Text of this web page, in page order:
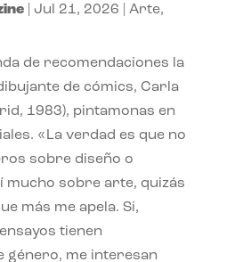
| Jul 21, 2026 Arte,
de recomendaciones la
de cómics, Carla
1983), pintamonas en
«La verdad es que no
sobre diseño o
mucho sobre arte, quizás
más me apela. Si,
tienen
género, me interesan